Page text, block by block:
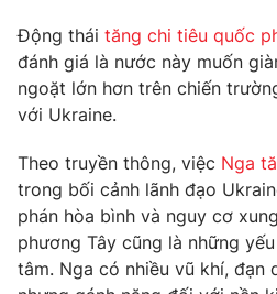
Thị trường
Tư vấn
Lịch phát sóng
Emagazine
Photo
Động thái tăng chi tiêu quốc
đánh giá là nước này muốn
ngoặt lớn hơn trên chiến
với Ukraine.
Theo truyền thông, việc Nga
trong bối cảnh lãnh đạo
phán hòa bình và nguy cơ
phương Tây cũng là những
tâm. Nga có nhiều vũ khí, đạn